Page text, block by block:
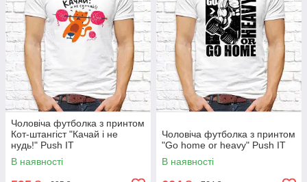
Чоловіча футболка з принтом
Кот-штангіст "Качай і не
нудь!" Push IT
В наявності
Чоловіча футболка з принтом
"Go home or heavy" Push IT
В наявності